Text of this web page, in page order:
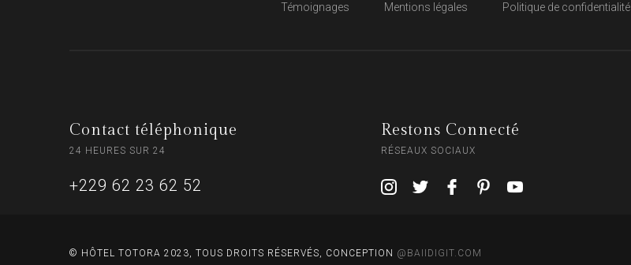
Témoignages Mentions légales Politique de confidentialité
Contact téléphonique
24 HEURES SUR 24
+229 62 23 62 52
Restons Connecté
RÉSEAUX SOCIAUX
© HÔTEL TOTORA 2023, TOUS DROITS RÉSERVÉS, CONCEPTION @BAIIDIGIT.COM